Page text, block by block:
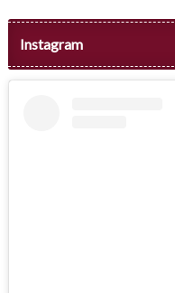
Instagram